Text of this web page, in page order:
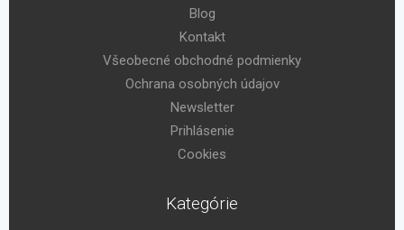
Blog
Kontakt
Všeobecné obchodné podmienky
Ochrana osobných údajov
Newsletter
Prihlásenie
Cookies
Kategórie